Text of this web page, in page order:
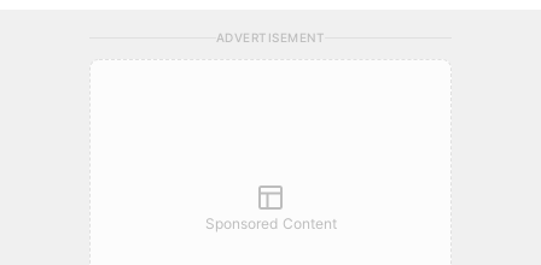
ADVERTISEMENT
Sponsored Content